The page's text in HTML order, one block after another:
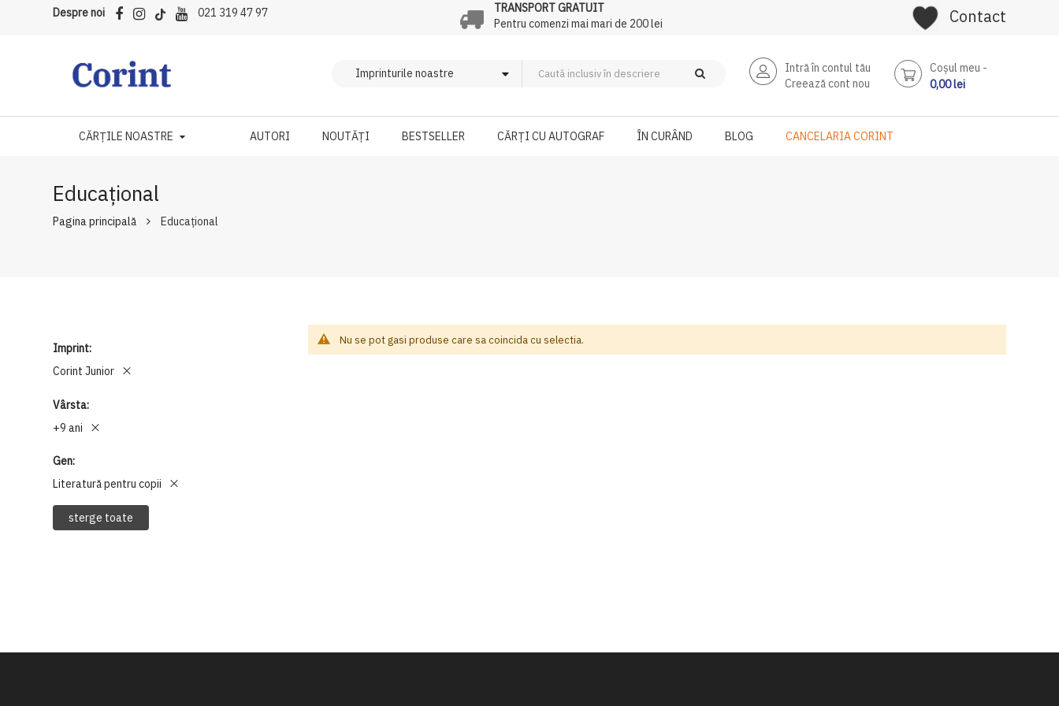
Despre noi 021 319 47 97
TRANSPORT GRATUIT
Pentru comenzi mai mari de 200 lei
Contact
Intră în contul tău
Creează cont nou
Coşul meu
0,00 lei
CĂRȚILE NOASTRE AUTORI NOUTĂȚI BESTSELLER CĂRȚI CU AUTOGRAF ÎN CURÂND BLOG CANCELARIA CORINT
Educațional
Pagina principală Educațional
Imprint
Corint Junior
Vârsta
+9 ani
Gen
Literatură pentru copii
sterge toate
Nu se pot gasi produse care sa coincida cu selectia.